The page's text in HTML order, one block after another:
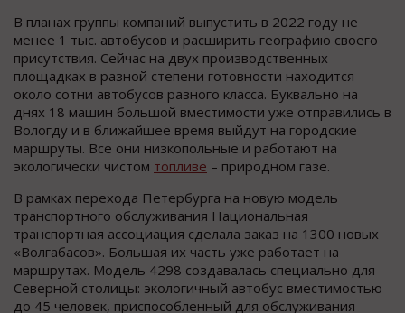
В планах группы компаний выпустить в 2022 году не
менее 1 тыс. автобусов и расширить географию своего
присутствия. Сейчас на двух производственных
площадках в разной степени готовности находится
около сотни автобусов разного класса. Буквально на
днях 18 машин большой вместимости уже отправились в
Вологду и в ближайшее время выйдут на городские
маршруты. Все они низкопольные и работают на
экологически чистом топливе – природном газе.
В рамках перехода Петербурга на новую модель
транспортного обслуживания Национальная
транспортная ассоциация сделала заказ на 1300 новых
«Волгабасов». Большая их часть уже работает на
маршрутах. Модель 4298 создавалась специально для
Северной столицы: экологичный автобус вместимостью
до 45 человек, приспособленный для обслуживания